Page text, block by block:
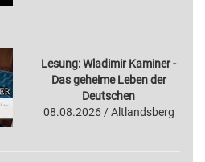
Lesung: Wladimir Kaminer -
Das geheime Leben der
Deutschen
08.08.2026 / Altlandsberg